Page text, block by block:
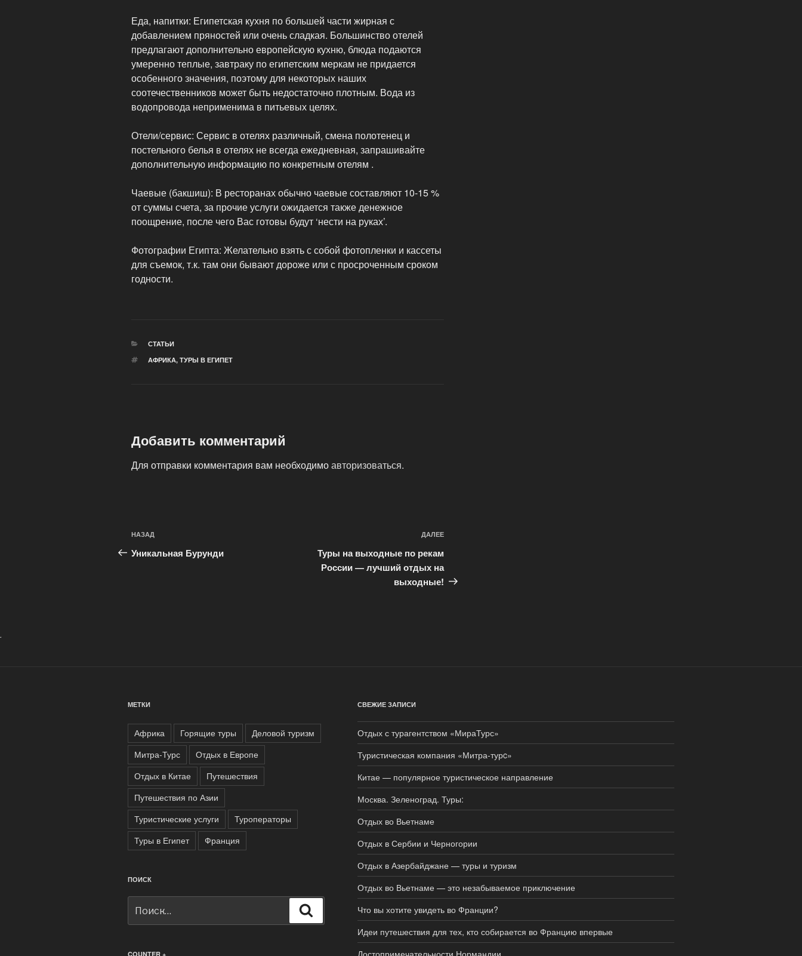
Еда, напитки: Египетская кухня по большей части жирная с
добавлением пряностей или очень сладкая. Большинство отелей
предлагают дополнительно европейскую кухню, блюда подаются
умеренно теплые, завтраку по египетским меркам не придается
особенного значения, поэтому для некоторых наших
соотечественников может быть недостаточно плотным. Вода из
водопровода неприменима в питьевых целях.
Отели/сервис: Сервис в отелях различный, смена полотенец и
постельного белья в отелях не всегда ежедневная, запрашивайте
дополнительную информацию по конкретным отелям .
Чаевые (бакшиш): В ресторанах обычно чаевые составляют 10-15 %
от суммы счета, за прочие услуги ожидается также денежное
поощрение, после чего Вас готовы будут ‘нести на руках’.
Фотографии Египта: Желательно взять с собой фотопленки и кассеты
для съемок, т.к. там они бывают дороже или с просроченным сроком
годности.
РУБРИКИ
СТАТЬИ
МЕТКИ
АФРИКА, ТУРЫ В ЕГИПЕТ
Добавить комментарий
Для отправки комментария вам необходимоавторизоваться.
Навигация
по
Предыдущая
запись:
НАЗАД
Уникальная Бурунди
ДАЛЕЕ
Туры на выходные по рекам
России — лучший отдых на
выходные!
.
МЕТКИ
Африка Горящие туры
Деловой туризм
Митра-Турс
Отдых в Европе
Отдых в Китае
Путешествия
Путешествия по Азии
Туристические услуги
Туроператоры
Туры в Египет
Франция
ПОИСК
COUNTER +
СВЕЖИЕ ЗАПИСИ
Отдых с турагентством «МираТурс»
Туристическая компания «Митра-турc»
Китае — популярное туристическое направление
Москва. Зеленоград. Туры:
Отдых во Вьетнаме
Отдых в Сербии и Черногории
Отдых в Азербайджане — туры и туризм
Отдых во Вьетнаме — это незабываемое приключение
Что вы хотите увидеть во Франции?
Идеи путешествия для тех, кто собирается во Францию впервые
Достопримечательности Нормандии